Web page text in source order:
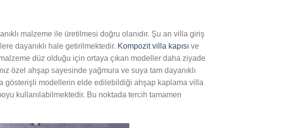
malzeme ile üretilmesi doğru olanıdır. Şu an villa giriş
dayanıklı hale getirilmektedir. Kompozit villa kapısı ve
düz olduğu için ortaya çıkan modeller daha ziyade
özel ahşap sayesinde yağmura ve suya tam dayanıklı
gösterişli modellerin elde edilebildiği ahşap kaplama villa
kullanılabilmektedir. Bu noktada tercih tamamen